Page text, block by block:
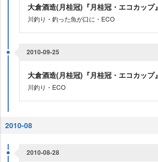
大倉酒造(月桂冠)『月桂冠・エコカップ』
川釣り・釣った魚が口に・ECO
2010-09-25
大倉酒造(月桂冠)『月桂冠・エコカップ』
川釣り・ECO
2010-08
2010-08-28